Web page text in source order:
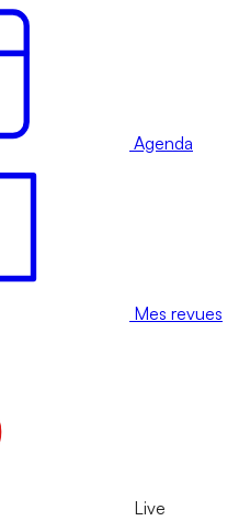
Agenda
Mes revues
Live